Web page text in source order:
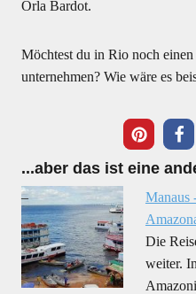
Orla Bardot.
Möchtest du in Rio noch
unternehmen? Wie wäre es
17
...aber das ist eine
Manaus
Die
weiter.